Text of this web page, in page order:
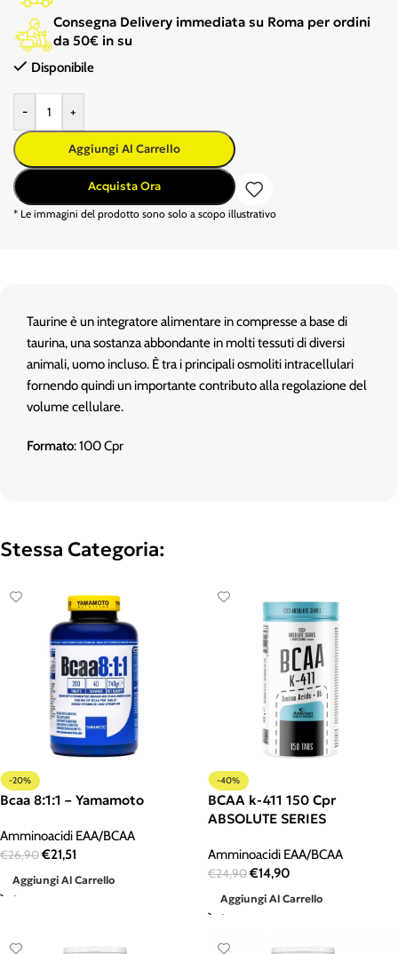
Consegna Delivery immediata su Roma per ordini
da 50€ in su
Disponibile
- +
Aggiungi Al Carrello
Acquista Ora
* Le immagini del prodotto sono solo a scopo illustrativo
Taurine è un integratore alimentare in compresse a base di
taurina, una sostanza abbondante in molti tessuti di diversi
animali, uomo incluso. È tra i principali osmoliti intracellulari
fornendo quindi un importante contributo alla regolazione del
volume cellulare.
Formato: 100 Cpr
Stessa Categoria:
-20%
Bcaa 8:1:1 – Yamamoto
Amminoacidi EAA/BCAA
€26,90€21,51
Aggiungi Al Carrello
-40%
BCAA k-411 150 Cpr
ABSOLUTE SERIES
Amminoacidi EAA/BCAA
€24,90€14,90
Aggiungi Al Carrello